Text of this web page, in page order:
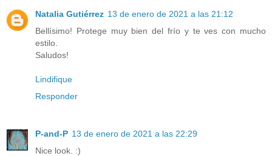
Natalia Gutiérrez 13 de enero de 2021 a las 21:12
Bellísimo! Protege muy bien del frío y te ves con mucho
estilo.
Saludos!
Lindifique
Responder
P-and-P 13 de enero de 2021 a las 22:29
Nice look. :)